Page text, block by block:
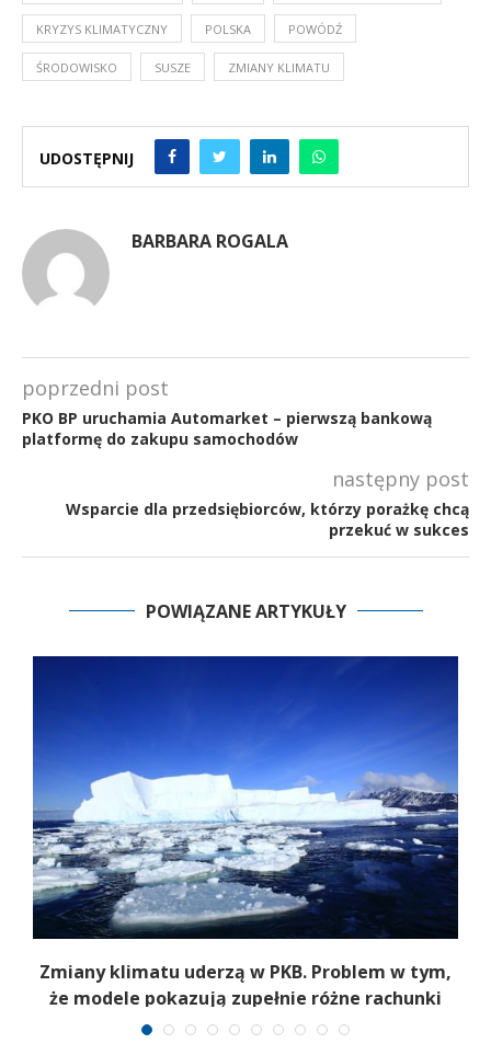
KRYZYS KLIMATYCZNY POLSKA POWÓDŹ
ŚRODOWISKO SUSZE ZMIANY KLIMATU
UDOSTĘPNIJ
BARBARA ROGALA
poprzedni post
PKO BP uruchamia Automarket – pierwszą bankową
platformę do zakupu samochodów
następny post
Wsparcie dla przedsiębiorców, którzy porażkę chcą
przekuć w sukces
POWIĄZANE ARTYKUŁY
Zmiany klimatu uderzą w PKB. Problem w tym,
że modele pokazują zupełnie różne rachunki